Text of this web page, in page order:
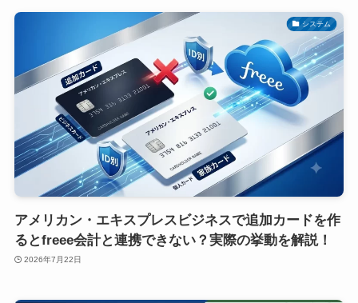
システム
アメリカン・エキスプレスビジネスで追加カードを作
るとfreee会計と連携できない？実際の挙動を解説！
2026年7月22日